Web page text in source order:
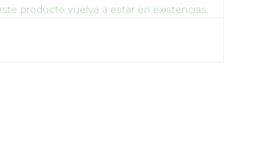
producto vuelva a estar en existencias